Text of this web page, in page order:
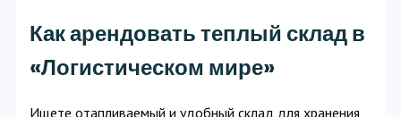
Как арендовать теплый склад в
«Логистическом мире»
Ищете отапливаемый и удобный склад для хранения